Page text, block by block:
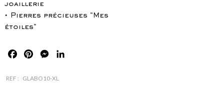
joaillerie
• Pierres précieuses "Mes
étoiles"
FacebookPinterestMessenger
REF : GLABO10-XL